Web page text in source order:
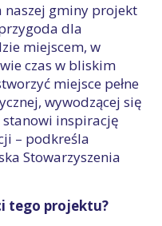
gminy projekt
dla
miejscem, w
czas w bliskim
miejsce pełne
wywodzącej się
stanowi inspirację
– podkreśla
Stowarzyszenia
tego projektu?